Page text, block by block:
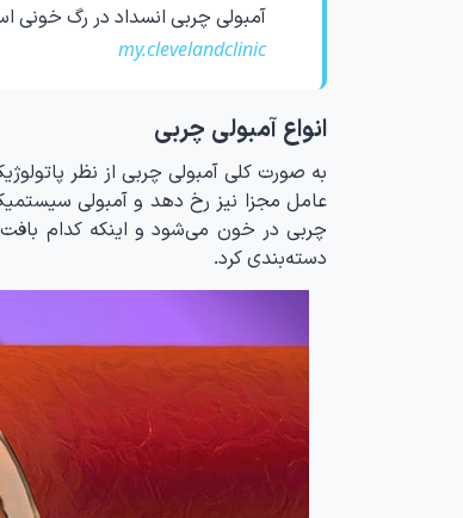
آمبولی چربی انسداد در رگ
my.clevelandclinic
انواع آمبولی چربی
به صورت کلی آمبولی چربی از نظر
عامل مجزا نیز رخ دهد و آمبولی
چربی در خون می‌شود و اینکه کدام
دسته‌بندی کرد.